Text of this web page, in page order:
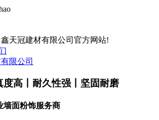
天冠建材有限公司官方网站!
度高丨耐久性强丨坚固耐磨
墙面粉饰服务商